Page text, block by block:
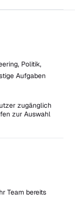
Politik,
Aufgaben
zugänglich
zur Auswahl
Team bereits